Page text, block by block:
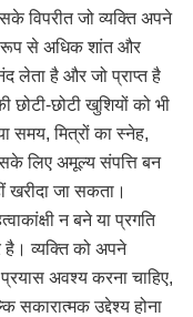
विपरीत जो व्यक्ति अपने
रूप से अधिक शांत और
लेता है और जो प्राप्त है
छोटी-छोटी खुशियों को भी
समय, मित्रों का स्नेह,
लिए अमूल्य संपत्ति बन
जा सकता।
न बने या प्रगति
व्यक्ति को अपने
अवश्य करना चाहिए,
सकारात्मक उद्देश्य होना